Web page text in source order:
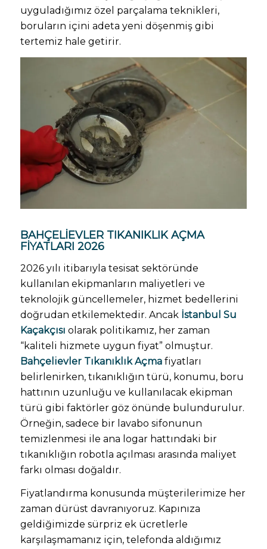
uyguladığımız özel parçalama teknikleri,
boruların içini adeta yeni döşenmiş gibi
tertemiz hale getirir.
BAHÇELIEVLER TIKANIKLIK AÇMA
FIYATLARI 2026
2026 yılı itibarıyla tesisat sektöründe
kullanılan ekipmanların maliyetleri ve
teknolojik güncellemeler, hizmet bedellerini
doğrudan etkilemektedir. Ancak İstanbul Su
Kaçakçısı olarak politikamız, her zaman
“kaliteli hizmete uygun fiyat” olmuştur.
Bahçelievler Tıkanıklık Açmafiyatları
belirlenirken, tıkanıklığın türü, konumu, boru
hattının uzunluğu ve kullanılacak ekipman
türü gibi faktörler göz önünde bulundurulur.
Örneğin, sadece bir lavabo sifonunun
temizlenmesi ile ana logar hattındaki bir
tıkanıklığın robotla açılması arasında maliyet
farkı olması doğaldır.
Fiyatlandırma konusunda müşterilerimize her
zaman dürüst davranıyoruz. Kapınıza
geldiğimizde sürpriz ek ücretlerle
karşılaşmamanız için, telefonda aldığımız